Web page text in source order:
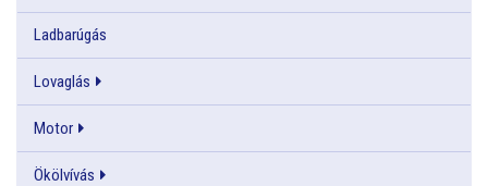
Ladbarúgás
Lovaglás
Motor
Ökölvívás